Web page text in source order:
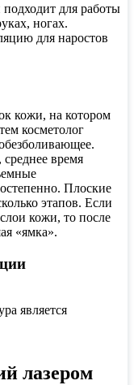
для работы
ногах.
для наростов
кожи, на котором
косметолог
время
Плоские
этапов. Если
кожи, то после
«ямка».
является
лазером